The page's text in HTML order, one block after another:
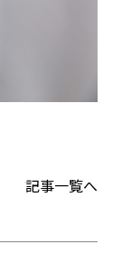
記事一覧へ